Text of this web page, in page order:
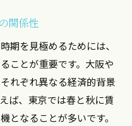
ンション投資成功例
却のポイント
例とその戦略
性の違いを活かす
資の秘訣
関係性
期を見極めるためには、
ことが重要です。大阪や
れぞれ異なる経済的背景
ば、東京では春と秋に賃
となることが多いです。